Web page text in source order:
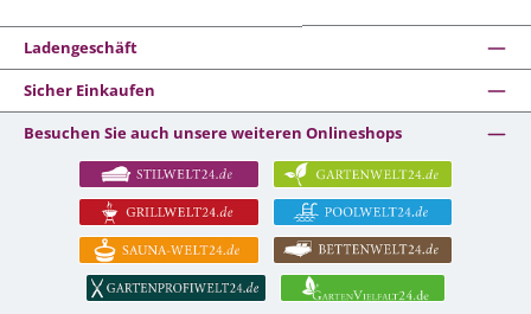
Ladengeschäft
Sicher Einkaufen
Besuchen Sie auch unsere weiteren Onlineshops